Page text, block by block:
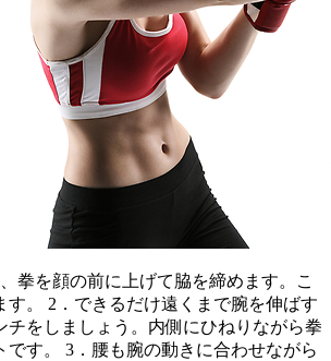
拳を顔の前に上げて脇を締めます。こ
す。 2．できるだけ遠くまで腕を伸ばす
チをしましょう。内側にひねりながら拳
です。 3．腰も腕の動きに合わせながら